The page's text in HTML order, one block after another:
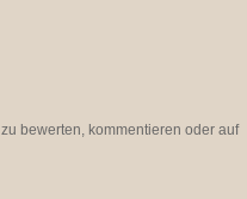
zu bewerten, kommentieren oder auf